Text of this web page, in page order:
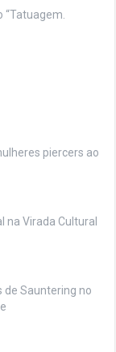
“Tatuagem.
piercers ao
na Virada Cultural
de Sauntering no